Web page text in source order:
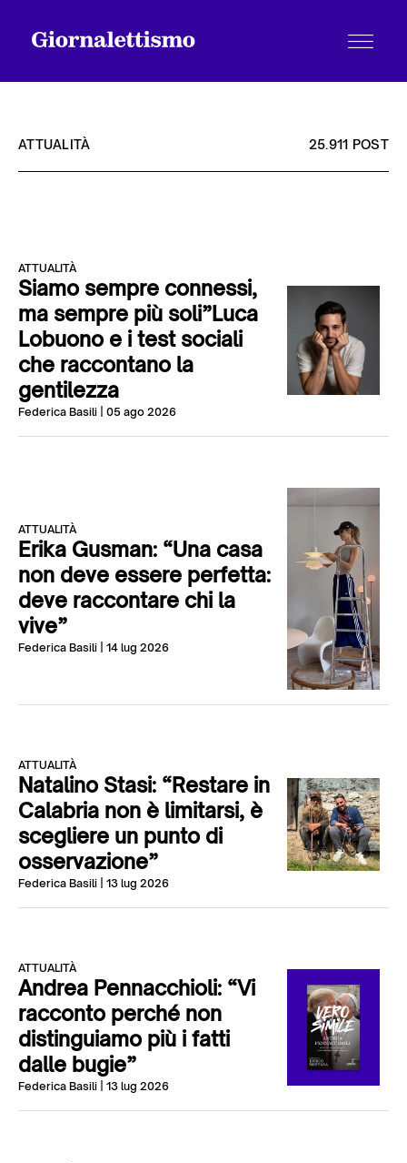
Chi siamo
Contatti
ATTUALITÀ 25.911 POST
ATTUALITÀ
Siamo sempre connessi,
ma sempre più soli”Luca
Lobuono e i test sociali
che raccontano la
gentilezza
Federica Basili | 05 ago 2026
ATTUALITÀ
Erika Gusman: “Una casa
non deve essere perfetta:
deve raccontare chi la
vive”
Federica Basili | 14 lug 2026
ATTUALITÀ
Natalino Stasi: “Restare in
Calabria non è limitarsi, è
scegliere un punto di
osservazione”
Federica Basili | 13 lug 2026
ATTUALITÀ
Andrea Pennacchioli: “Vi
racconto perché non
distinguiamo più i fatti
dalle bugie”
Federica Basili | 13 lug 2026